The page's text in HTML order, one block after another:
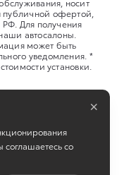
носит
публичной офертой,
Для получения
автосалоны.
может быть
уведомления. *
установки.
соглашаетесь со
×